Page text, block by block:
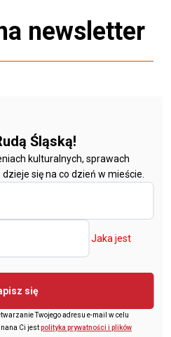
newsletter
Śląską!
kulturalnych, sprawach
się na co dzień w mieście.
Jaka jest
się
Twojego adresu e-mail w celu
Ci jestpolityka prywatności i plików